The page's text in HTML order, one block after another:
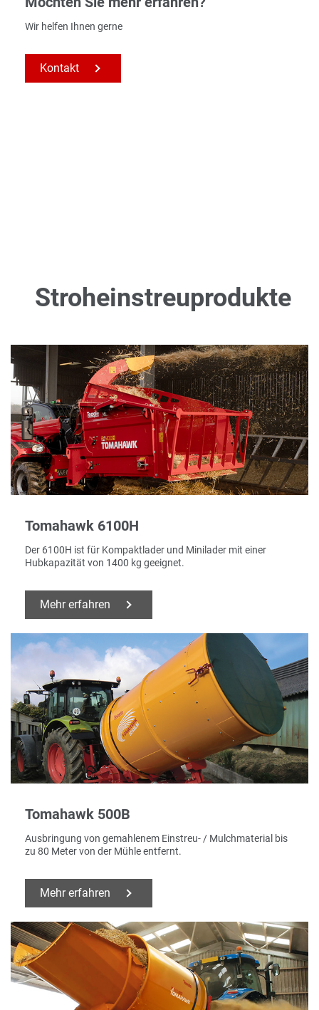
Wir helfen Ihnen gerne
Kontakt
Stroheinstreuprodukte
Tomahawk 6100H
Der 6100H ist für Kompaktlader und Minilader mit einer
Hubkapazität von 1400 kg geeignet.
Mehr erfahren
Tomahawk 500B
Ausbringung von gemahlenem Einstreu- / Mulchmaterial bis
zu 80 Meter von der Mühle entfernt.
Mehr erfahren